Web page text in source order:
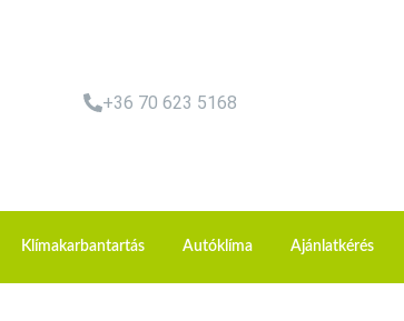
+36 70 623 5168
Klímakarbantartás Autóklíma Ajánlatkérés